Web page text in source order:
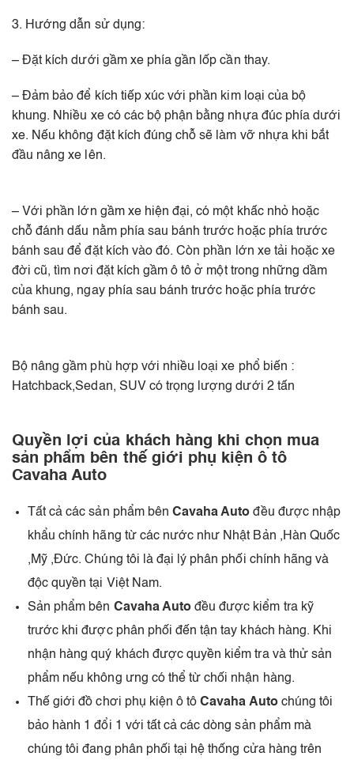
3. Hướng dẫn sử dụng:
– Đặt kích dưới gầm xe phía gần lốp cần thay.
– Đảm bảo để kích tiếp xúc với phần kim loại của bộ
khung. Nhiều xe có các bộ phận bằng nhựa đúc phía dưới
xe. Nếu không đặt kích đúng chỗ sẽ làm vỡ nhựa khi bắt
đầu nâng xe lên.
– Với phần lớn gầm xe hiện đại, có một khấc nhỏ hoặc
chỗ đánh dấu nằm phía sau bánh trước hoặc phía trước
bánh sau để đặt kích vào đó. Còn phần lớn xe tải hoặc xe
đời cũ, tìm nơi đặt kích gầm ô tô ở một trong những dầm
của khung, ngay phía sau bánh trước hoặc phía trước
bánh sau.
Bộ nâng gầm phù hợp với nhiều loại xe phổ biến :
Hatchback,Sedan, SUV có trọng lượng dưới 2 tấn
Quyền lợi của khách hàng khi chọn mua
sản phẩm bên thế giới phụ kiện ô tô
Cavaha Auto
Tất cả các sản phẩm bên Cavaha Auto đều được nhập
khẩu chính hãng từ các nước như Nhật Bản ,Hàn Quốc
,Mỹ ,Đức. Chúng tôi là đại lý phân phối chính hãng và
độc quyền tại Việt Nam.
Sản phẩm bên Cavaha Autođều được kiểm tra kỹ
trước khi được phân phối đến tận tay khách hàng. Khi
nhận hàng quý khách được quyền kiểm tra và thử sản
phẩm nếu không ưng có thể từ chối nhận hàng.
Thế giới đồ chơi phụ kiện ô tôCavaha Autochúng tôi
bảo hành 1 đổi 1 với tất cả các dòng sản phẩm mà
chúng tôi đang phân phối tại hệ thống cửa hàng trên